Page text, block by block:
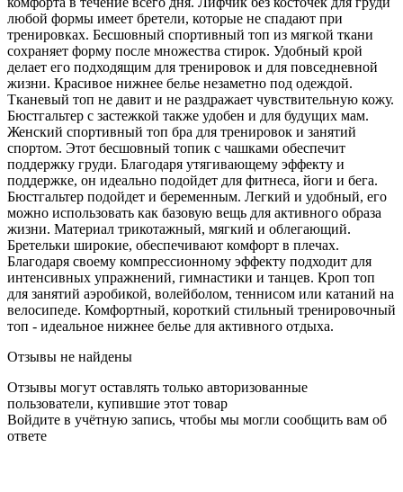
любой формы имеет бретели, которые не спадают при
тренировках. Бесшовный спортивный топ из мягкой ткани
сохраняет форму после множества стирок. Удобный крой
делает его подходящим для тренировок и для повседневной
жизни. Красивое нижнее белье незаметно под одеждой.
Тканевый топ не давит и не раздражает чувствительную кожу.
Бюстгальтер с застежкой также удобен и для будущих мам.
Женский спортивный топ бра для тренировок и занятий
спортом. Этот бесшовный топик с чашками обеспечит
поддержку груди. Благодаря утягивающему эффекту и
поддержке, он идеально подойдет для фитнеса, йоги и бега.
Бюстгальтер подойдет и беременным. Легкий и удобный, его
можно использовать как базовую вещь для активного образа
жизни. Материал трикотажный, мягкий и облегающий.
Бретельки широкие, обеспечивают комфорт в плечах.
Благодаря своему компрессионному эффекту подходит для
интенсивных упражнений, гимнастики и танцев. Кроп топ
для занятий аэробикой, волейболом, теннисом или катаний на
велосипеде. Комфортный, короткий стильный тренировочный
топ - идеальное нижнее белье для активного отдыха.
Отзывы не найдены
Отзывы могут оставлять только авторизованные
пользователи, купившие этот товар
Войдите в учётную запись, чтобы мы могли сообщить вам об
ответе